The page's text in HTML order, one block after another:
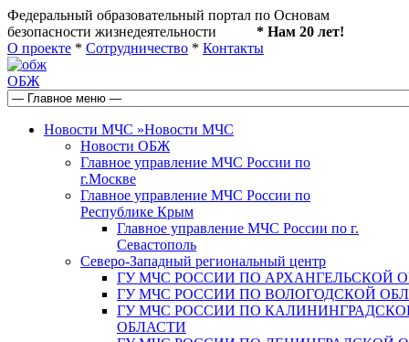
Федеральный образовательный портал по Основам
безопасности жизнедеятельности * Нам 20 лет!
О проекте * Сотрудничество * Контакты
ОБЖ
Новости МЧС »Новости МЧС
Новости ОБЖ
Главное управление МЧС России по
г.Москве
Главное управление МЧС России по
Республике Крым
Главное управление МЧС России по г.
Севастополь
Северо-Западный региональный центр
ГУ МЧС РОССИИ ПО АРХАНГЕЛЬСКОЙ
ГУ МЧС РОССИИ ПО ВОЛОГОДСКОЙ
ГУ МЧС РОССИИ ПО
ОБЛАСТИ